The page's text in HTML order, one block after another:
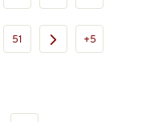
51 +5